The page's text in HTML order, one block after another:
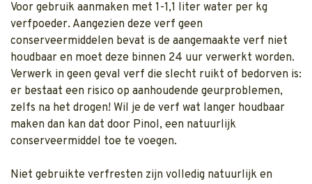
Voor gebruik aanmaken met 1-1,1 liter water per kg
verfpoeder. Aangezien deze verf geen
conserveermiddelen bevat is de aangemaakte verf niet
houdbaar en moet deze binnen 24 uur verwerkt worden.
Verwerk in geen geval verf die slecht ruikt of bedorven is:
er bestaat een risico op aanhoudende geurproblemen,
zelfs na het drogen! Wil je de verf wat langer houdbaar
maken dan kan dat door Pinol, een natuurlijk
conserveermiddel toe te voegen.
Niet gebruikte verfresten zijn volledig natuurlijk en